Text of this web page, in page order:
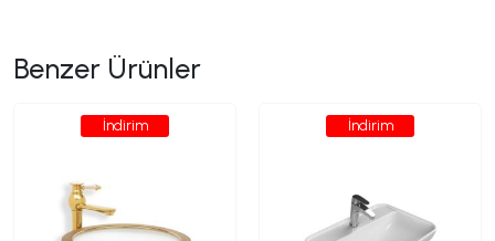
Benzer Ürünler
İndirim İndirim